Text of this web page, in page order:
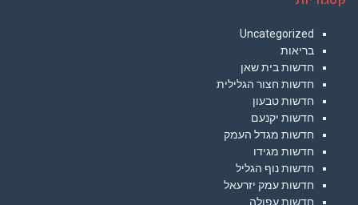
Uncategorized
בריאות
חדשות בית שאן
חדשות חצור הגלילית
חדשות טבעון
חדשות יקנעם
חדשות מגדל העמק
חדשות מגידו
חדשות נוף הגליל
חדשות עמק יזרעאל
חדשות עפולה